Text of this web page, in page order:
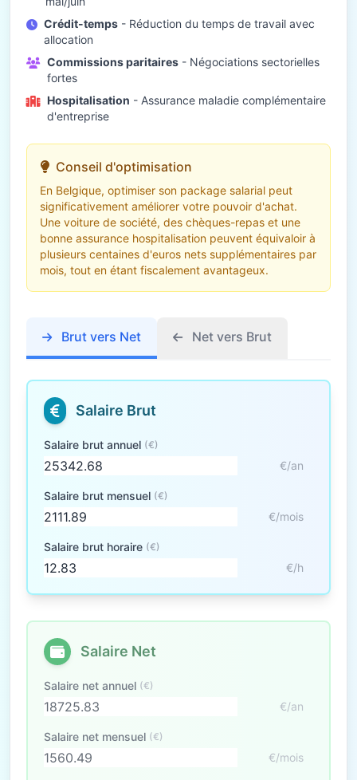
Crédit-temps - Réduction du temps de travail avec
allocation
Commissions paritaires - Négociations sectorielles
fortes
Hospitalisation - Assurance maladie complémentaire
d'entreprise
Conseil d'optimisation
En Belgique, optimiser son package salarial peut
significativement améliorer votre pouvoir d'achat.
Une voiture de société, des chèques-repas et une
bonne assurance hospitalisation peuvent équivaloir à
plusieurs centaines d'euros nets supplémentaires par
mois, tout en étant fiscalement avantageux.
Brut vers Net Net vers Brut
Salaire Brut
Salaire brut annuel (€)
€/an
Salaire brut mensuel (€)
€/mois
Salaire brut horaire (€)
€/h
Salaire Net
Salaire net annuel (€)
€/an
Salaire net mensuel (€)
€/mois